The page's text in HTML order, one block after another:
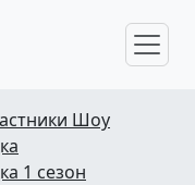
Шоу
1 сезон